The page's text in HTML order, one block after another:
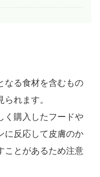
なる食材を含むもの
れます。
く購入したフードや
に反応して皮膚のか
ことがあるため注意